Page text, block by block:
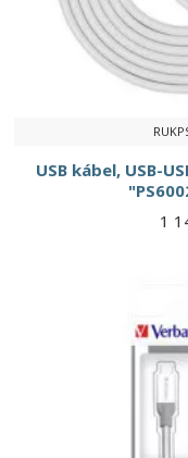
USB kábel, USB-
1